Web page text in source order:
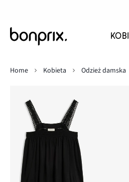
Home
Kobieta Odzież damska